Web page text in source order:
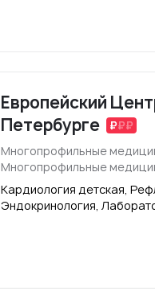
Европейский
Петербурге
Многопрофильные
Многопрофильные
Кардиология детская,
Эндокринология,